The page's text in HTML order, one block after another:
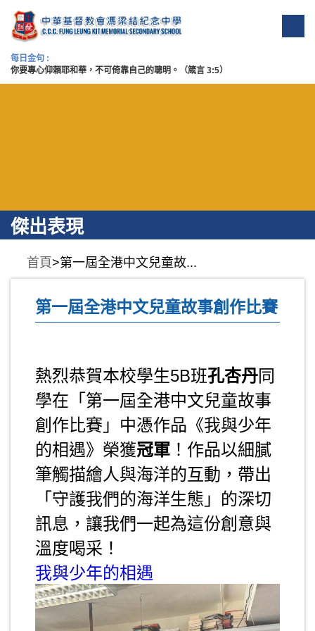
每日金句 :
你要專心仰賴耶和華，不可倚靠自己的聰明。（箴言 3:5）
傑出表現
首頁>第一屆全港中文兒童故...
第一屆全港中文兒童故事創作比賽
熱烈恭賀本校學生5B班孔杏丹同學在
「第一屆全港中文兒童故事創作比
賽」中憑作品《我與少年的相遇》榮
獲冠軍！作品以細膩筆觸描繪人與海
洋的互動，帶出「守護我們的海洋生
態」的深切訊息，讓我們一起為這份
創意與溫度喝采！
我與少年的相遇